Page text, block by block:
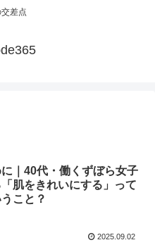
差点
｜40代・働くずぼら女子
肌をきれいにする」って
こと？
2025.09.02